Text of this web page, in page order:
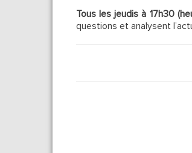
Tous les jeudis à 17h30
questions et analysent